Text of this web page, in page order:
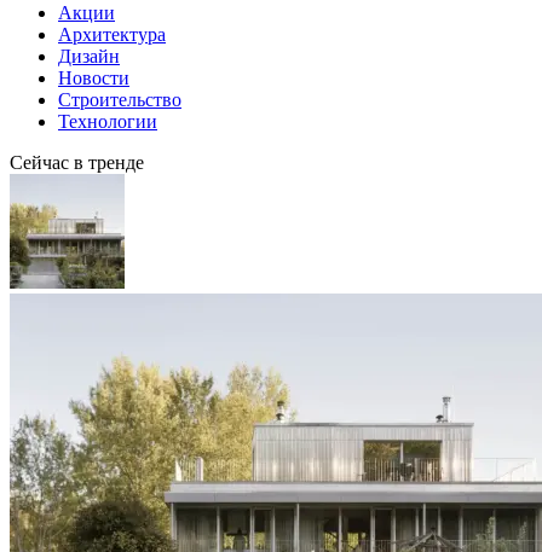
Акции
Архитектура
Дизайн
Новости
Строительство
Технологии
Сейчас в тренде